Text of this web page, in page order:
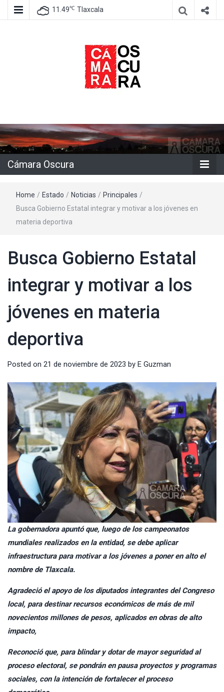
11.49℃ Tlaxcala
Cámara
Oscura
Cámara Oscura
Home / Estado / Noticias / Principales /
Busca Gobierno Estatal integrar y motivar a los jóvenes en
materia deportiva
Busca Gobierno Estatal
integrar y motivar a los
jóvenes en materia
deportiva
Posted on 21 de noviembre de 2023 by E Guzman
La gobernadora apuntó que, luego de los campeonatos
mundiales realizados en la entidad, se debe aplicar
infraestructura para motivar a los jóvenes a poner en alto el
nombre de Tlaxcala.
Agradeció el apoyo de los diputados integrantes del Congreso
local, para destinar recursos económicos de más de mil
novecientos millones de pesos, aplicados en obras de alto
impacto,
Reconoció que, para blindar y dotar de mayor seguridad al
proceso electoral, se pondrán en pausa proyectos y programas
sociales, con la intención de fortalecer el proceso